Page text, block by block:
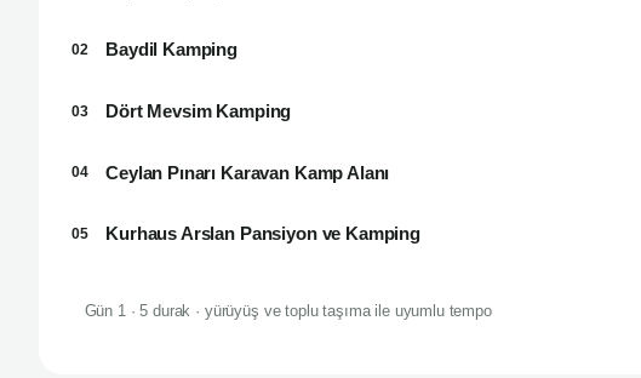
02 Baydil Kamping
03 Dört Mevsim Kamping
04 Ceylan Pınarı Karavan Kamp Alanı
05 Kurhaus Arslan Pansiyon ve Kamping
Gün 1 · 5 durak · yürüyüş ve toplu taşıma ile uyumlu tempo